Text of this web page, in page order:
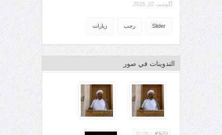
آگوست 02, 2025
Slider رجب زيارات
التدوينات في صور